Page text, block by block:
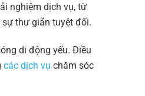
nghiệm dịch vụ, từ
thư giãn tuyệt đối.
di động yếu. Điều
các dịch vụ chăm sóc